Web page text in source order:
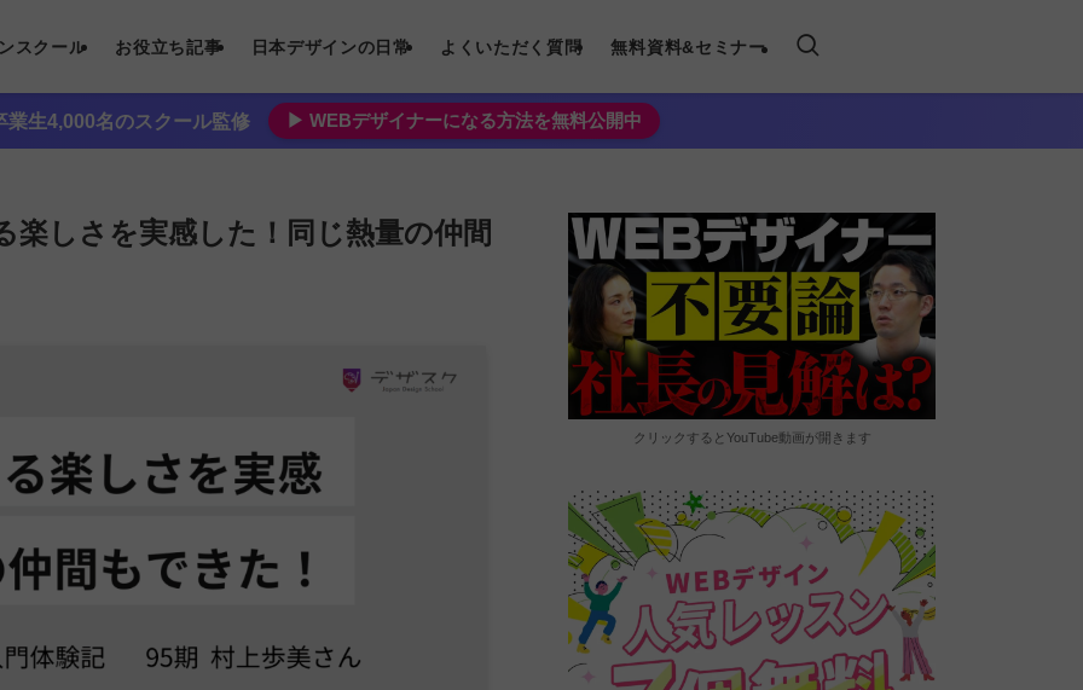
スクール お役立ち記事 日本デザインの日常 よくいただく質問 無料資料&セミナー
業生4,000名のスクール監修 ▶︎ WEBデザイナーになる方法を無料公開中
楽しさを実感した！同じ熱量の仲間
クリックするとYouTube動画が開きます